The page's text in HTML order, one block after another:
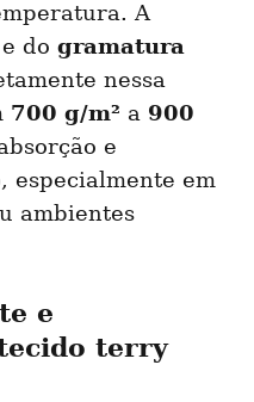
A
e do gramatura
nessa
700 g/m² a 900
e
especialmente em
ambientes
e
terry